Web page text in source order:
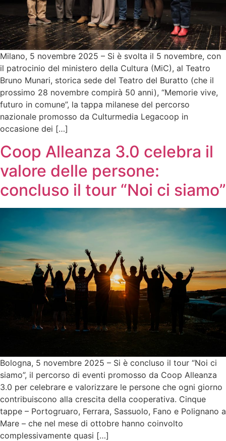
Milano, 5 novembre 2025 – Si è svolta il 5 novembre, con
il patrocinio del ministero della Cultura (MiC), al Teatro
Bruno Munari, storica sede del Teatro del Buratto (che il
prossimo 28 novembre compirà 50 anni), “Memorie vive,
futuro in comune”, la tappa milanese del percorso
nazionale promosso da Culturmedia Legacoop in
occasione dei […]
Coop Alleanza 3.0 celebra il
valore delle persone:
concluso il tour “Noi ci siamo”
Bologna, 5 novembre 2025 – Si è concluso il tour “Noi ci
siamo”, il percorso di eventi promosso da Coop Alleanza
3.0 per celebrare e valorizzare le persone che ogni giorno
contribuiscono alla crescita della cooperativa. Cinque
tappe – Portogruaro, Ferrara, Sassuolo, Fano e Polignano a
Mare – che nel mese di ottobre hanno coinvolto
complessivamente quasi […]